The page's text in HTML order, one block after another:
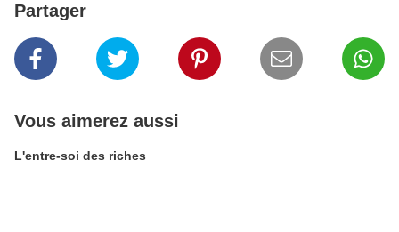
Partager
Vous aimerez aussi
L'entre-soi des riches